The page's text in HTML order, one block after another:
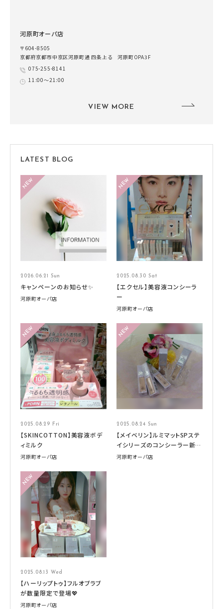
河原町オーパ店
〒604-8505
京都府京都市中京区河原町通 四条上る 河原町OPA3F
075-255-8141
11:00～21:00
VIEW MORE
LATEST BLOG
2026.06.21 Sun
キャンペーンのお知らせ✨
河原町オーパ店
2025.08.30 Sat
【エクセル】美容液コンシーラ
ー
河原町オーパ店
2025.08.29 Fri
【SKINCOTTON】美容液ボデ
ィミルク
河原町オーパ店
2025.08.24 Sun
【メイベリン】ルミマットSPステ
イシリーズのコンシーラー新登
場✨
河原町オーパ店
2025.08.13 Wed
【ハーリップトゥ】フルオブラブ
が数量限定で登場💖
河原町オーパ店